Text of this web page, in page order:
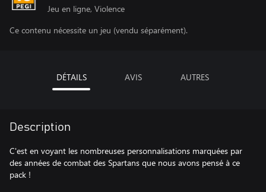
Jeu en ligne, Violence
Ce contenu nécessite un jeu (vendu séparément).
DÉTAILS AVIS AUTRES
Description
C'est en voyant les nombreuses personnalisations marquées par
des années de combat des Spartans que nous avons pensé à ce
pack !